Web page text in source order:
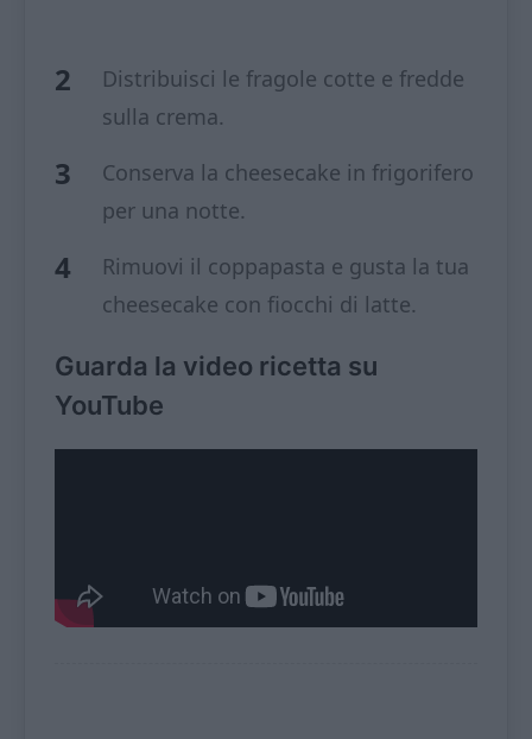
Distribuisci le fragole cotte e fredde
sulla crema.
Conserva la cheesecake in frigorifero
per una notte.
Rimuovi il coppapasta e gusta la tua
cheesecake con fiocchi di latte.
Guarda la video ricetta su
YouTube